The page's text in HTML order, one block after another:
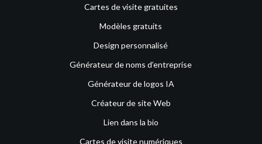
Cartes de visite gratuites
Modèles gratuits
Design personnalisé
Générateur de noms d’entreprise
Générateur de logos IA
Créateur de site Web
Lien dans la bio
Cartes de visite numériques